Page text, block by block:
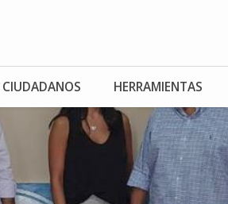
CIUDADANOS HERRAMIENTAS